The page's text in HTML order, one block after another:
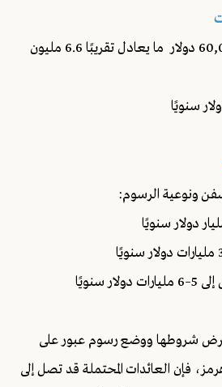
يوميًا: 110 سفينة × 60,000 دولار ما يعادل تقريبًا 6.6 مليون
ونوعية الرسوم:
سنويًا
شروطها ووضع رسوم عبور على
فإن العائدات المحتملة قد تصل إلى